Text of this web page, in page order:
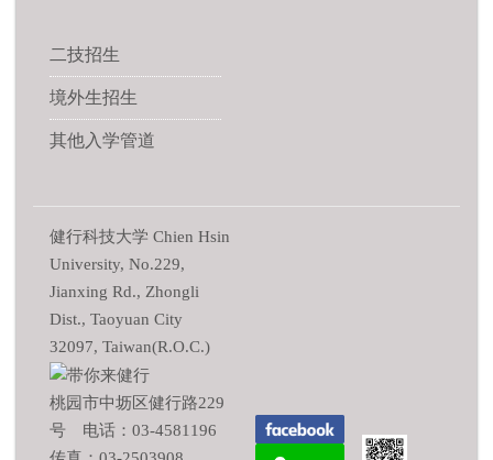
二技招生
境外生招生
其他入学管道
健行科技大学 Chien Hsin
University, No.229,
Jianxing Rd., Zhongli
Dist., Taoyuan City
32097, Taiwan(R.O.C.)
桃园市中坜区健行路229
号 电话：03-4581196